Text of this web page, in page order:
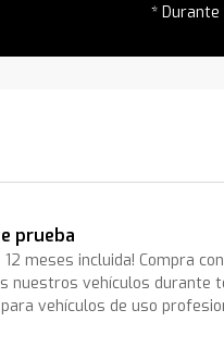
* Durante
prueba
12 meses incluida! Compra
nuestros vehículos durante
vehículos de uso